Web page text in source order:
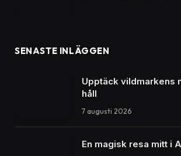
SENASTE INLÄGGEN
Upptäck vildmarkens
håll
7 augusti 2026
En magisk resa mitt i